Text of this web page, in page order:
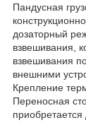
Пандусная
дозаторный
взвешивания,
взвешивания
внешними
Крепление
Переносная
приобретается